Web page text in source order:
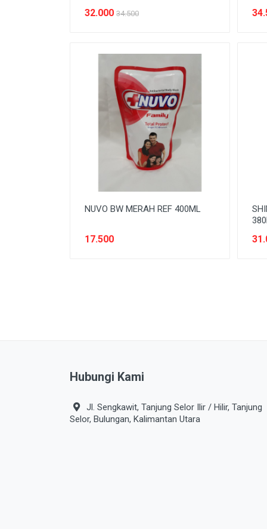
Tanpa Kategori
32.000 34.500
NUVO BW MERAH REF 400ML
17.500
Hubungi Kami
Jl. Sengkawit, Tanjung Selor Ilir / Hilir, Tanjung
Selor, Bulungan, Kalimantan Utara